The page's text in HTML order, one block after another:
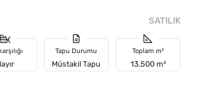
SATILIK
Tapu Durumu
Müstakil Tapu
Toplam m²
13.500 m²